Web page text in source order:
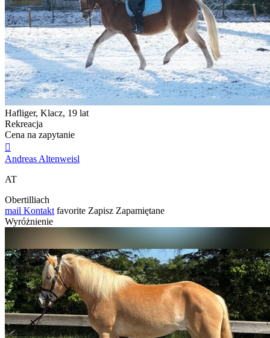
Hafliger, Klacz, 19 lat
Rekreacja
Cena na zapytanie

Andreas Altenweisl
AT
Obertilliach
mail Kontakt favorite Zapisz Zapamiętane
Wyróżnienie